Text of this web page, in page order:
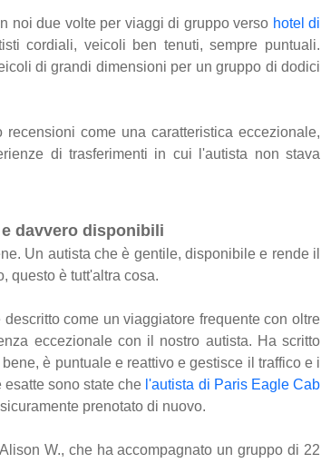
noi due volte per viaggi di gruppo verso hotel di
cordiali, veicoli ben tenuti, sempre puntuali.
di grandi dimensioni per un gruppo di dodici
come una caratteristica eccezionale,
di trasferimenti in cui l'autista non stava
davvero disponibili
Un autista che è gentile, disponibile e rende il
questo è tutt'altra cosa.
come un viaggiatore frequente con oltre
eccezionale con il nostro autista. Ha scritto
è puntuale e reattivo e gestisce il traffico e i
sono state che l'autista di Paris Eagle Cab
prenotato di nuovo.
W., che ha accompagnato un gruppo di 22